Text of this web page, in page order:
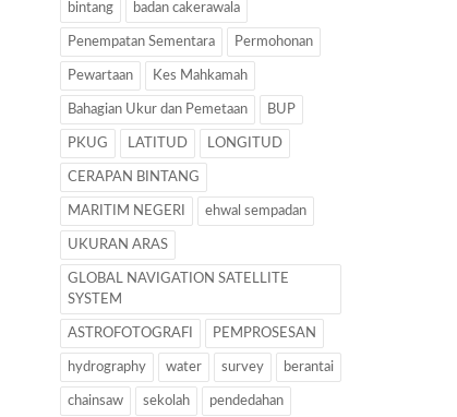
bintang badan cakerawala
Penempatan Sementara Permohonan
Pewartaan Kes Mahkamah
Bahagian Ukur dan Pemetaan BUP
PKUG LATITUD LONGITUD
CERAPAN BINTANG
MARITIM NEGERI ehwal sempadan
UKURAN ARAS
GLOBAL NAVIGATION SATELLITE
SYSTEM
ASTROFOTOGRAFI PEMPROSESAN
hydrography water survey berantai
chainsaw sekolah pendedahan